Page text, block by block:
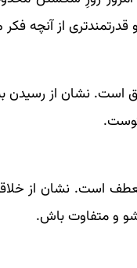
از آنچه
است. نشان از
است. نشان از
و متفاوت باش.